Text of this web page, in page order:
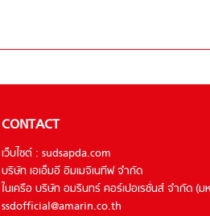
CONTACT
เว็บไซต์ : sudsapda.com
บริษัท เอเอ็มอี อิมเมจิเนทีฟ จำกัด
ในเครือ บริษัท อมรินทร์ คอร์เปอเรชั่นส์ จำกัด (ม
ssdofficial@amarin.co.th